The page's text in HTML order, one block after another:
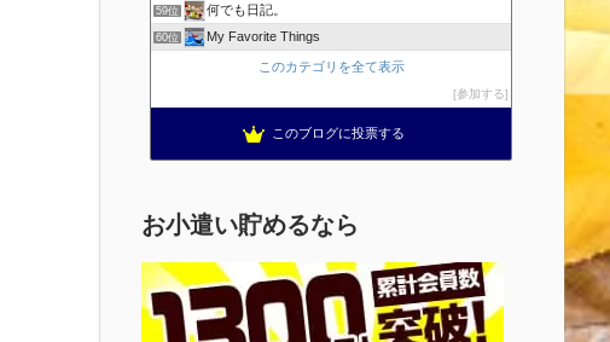
59位 何でも日記。
60位 My Favorite Things
このカテゴリを全て表示
参加する
このブログに投票する
お小遣い貯めるなら